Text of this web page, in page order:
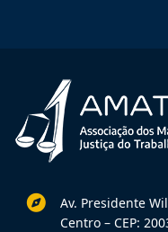
Av. Presidente
Centro – CEP: